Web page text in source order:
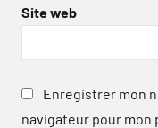
Site web
Enregistrer mon
navigateur pour mon